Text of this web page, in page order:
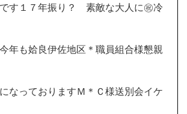
す１７年振り？ 素敵な大人に㊗冷
年も姶良伊佐地区＊職員組合様懇親
なっておりますＭ＊Ｃ様送別会イケ